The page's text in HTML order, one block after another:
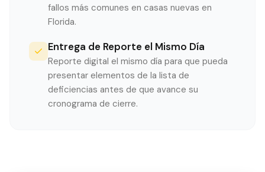
fallos más comunes en casas nuevas en
Florida.
Entrega de Reporte el Mismo Día
Reporte digital el mismo día para que pueda
presentar elementos de la lista de
deficiencias antes de que avance su
cronograma de cierre.